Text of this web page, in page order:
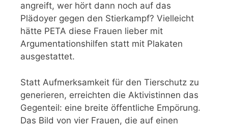
angreift, wer hört dann noch auf das
Plädoyer gegen den Stierkampf? Vielleicht
hätte PETA diese Frauen lieber mit
Argumentationshilfen statt mit Plakaten
ausgestattet.
Statt Aufmerksamkeit für den Tierschutz zu
generieren, erreichten die Aktivistinnen das
Gegenteil: eine breite öffentliche Empörung.
Das Bild von vier Frauen, die auf einen